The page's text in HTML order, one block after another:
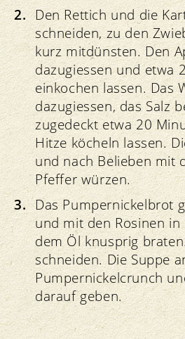
Den Rettich und die
schneiden, zu den
kurz mitdünsten. Den
dazugiessen und etwa
einkochen lassen. Das
dazugiessen, das Salz
zugedeckt etwa 20
Hitze köcheln lassen.
und nach Belieben mit
Pfeffer würzen.
Das Pumpernickelbrot
und mit den Rosinen
dem Öl knusprig
schneiden. Die Suppe
Pumpernickelcrunch
darauf geben.